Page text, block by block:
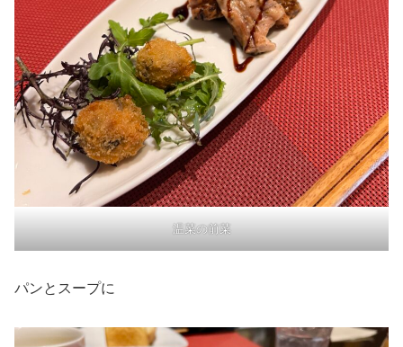
温菜の前菜
パンとスープに